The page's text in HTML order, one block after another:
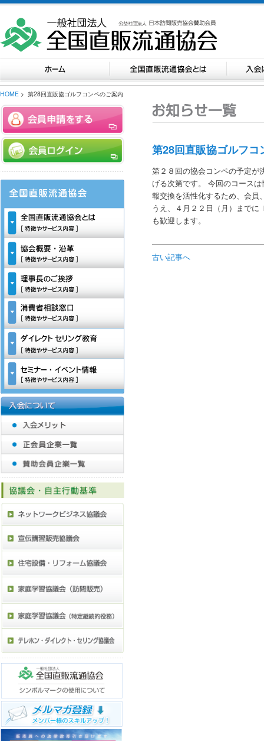
HOME > 第28回直販協ゴルフコンペのご案内
第28回直販協ゴルフ
第２８回の協会コンペの予定が
げる次第です。 今回のコース
報交換を活性化するため、会員
うえ、４月２２日（月）まで
も歓迎します。
古い記事へ